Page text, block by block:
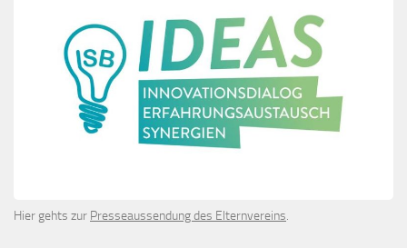
Hier gehts zur Presseaussendung des Elternvereins.